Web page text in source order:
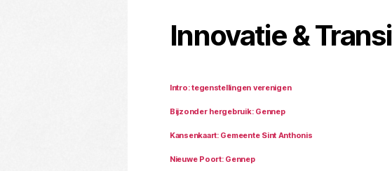
Innovatie &
Intro: tegenstellingen verenigen
Bijzonder hergebruik: Gennep
Kansenkaart: Gemeente Sint Anthonis
Nieuwe Poort: Gennep